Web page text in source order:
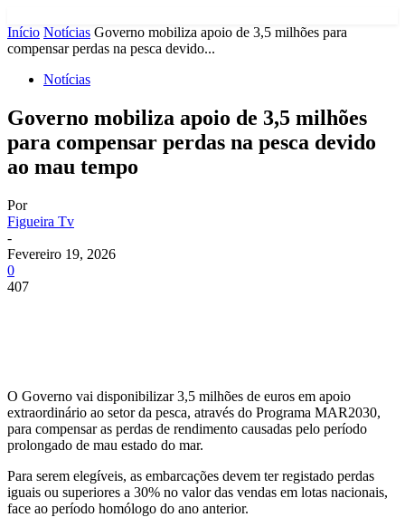
Início Notícias Governo mobiliza apoio de 3,5 milhões para
compensar perdas na pesca devido...
Notícias
Governo mobiliza apoio de 3,5 milhões
para compensar perdas na pesca devido
ao mau tempo
Por
Figueira Tv
-
Fevereiro 19, 2026
0
407
O Governo vai disponibilizar 3,5 milhões de euros em apoio
extraordinário ao setor da pesca, através do Programa MAR2030,
para compensar as perdas de rendimento causadas pelo período
prolongado de mau estado do mar.
Para serem elegíveis, as embarcações devem ter registado perdas
iguais ou superiores a 30% no valor das vendas em lotas nacionais,
face ao período homólogo do ano anterior.